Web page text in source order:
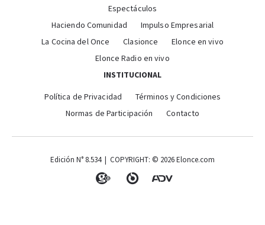
Espectáculos
Haciendo Comunidad
Impulso Empresarial
La Cocina del Once
Clasionce
Elonce en vivo
Elonce Radio en vivo
INSTITUCIONAL
Política de Privacidad
Términos y Condiciones
Normas de Participación
Contacto
Edición N° 8.534 | COPYRIGHT: © 2026 Elonce.com